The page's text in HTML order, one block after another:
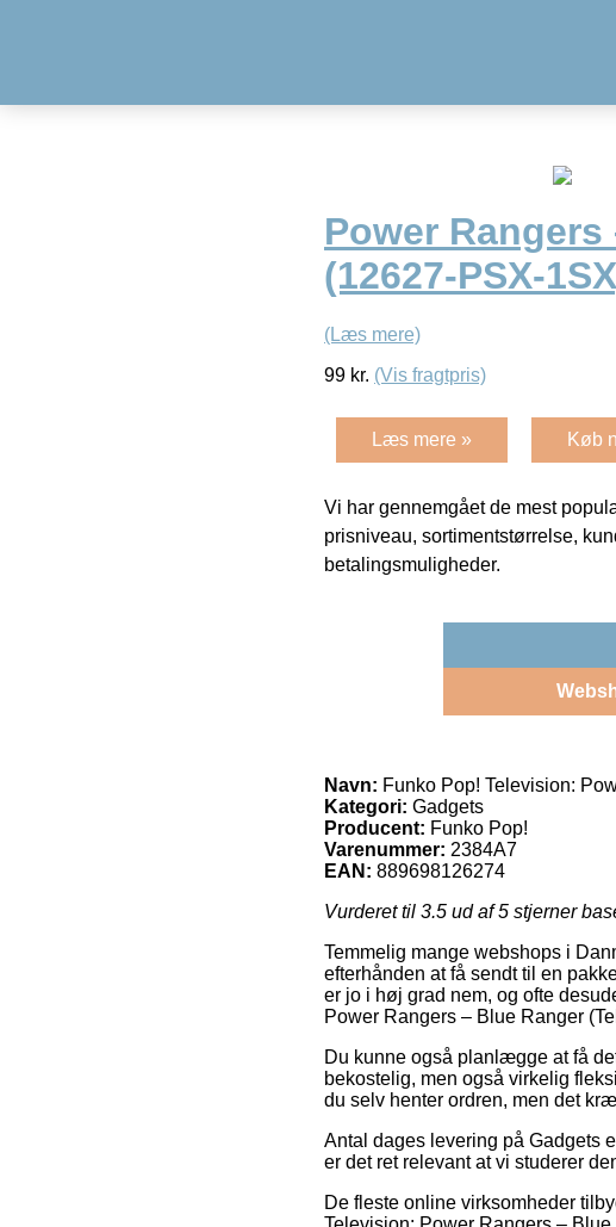
Power
(12627-PSX-
(Læs mere)
99 kr. (Vis fragtpris)
Læs mere » Køb
Vi har gennemgået de mest
prisniveau, sortimentstørrelse,
betalingsmuligheder.
Navn: Funko Pop! Television:
Kategori: Gadgets
Producent: Funko Pop!
Varenummer: 2384A7
EAN: 889698126274
Vurderet til 3.5 ud af 5 stjerner
Temmelig mange webshops i
efterhånden at få sendt til en
er jo i høj grad nem, og ofte
Power Rangers – Blue Ranger
Du kunne også planlægge at få
bekostelig, men også virkelig
du selv henter ordren, men det
Antal dages levering på Gadgets
er det ret relevant at vi studerer
De fleste online virksomheder